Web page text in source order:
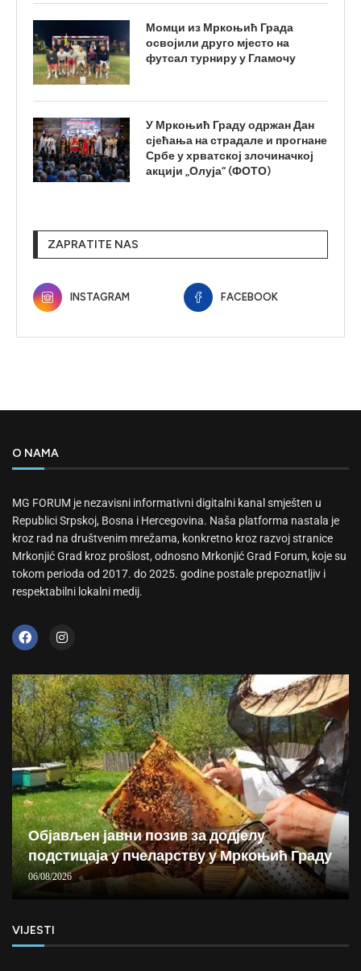
Момци из Мркоњић Града
освојили друго мјесто на
футсал турниру у Гламочу
У Мркоњић Граду одржан Дан
сјећања на страдале и прогнане
Србе у хрватској злочиначкој
акцији „Олуја“ (ФОТО)
ZAPRATITE NAS
INSTAGRAM FACEBOOK
O NAMA
MG FORUM je nezavisni informativni digitalni kanal smješten u
Republici Srpskoj, Bosna i Hercegovina. Naša platforma nastala je
kroz rad na društvenim mrežama, konkretno kroz razvoj stranice
Mrkonjić Grad kroz prošlost, odnosno Mrkonjić Grad Forum, koje su
tokom perioda od 2017. do 2025. godine postale prepoznatljiv i
respektabilni lokalni medij.
Објављен јавни позив за додјелу
подстицаја у пчеларству у Мркоњић Граду
06/08/2026
VIJESTI